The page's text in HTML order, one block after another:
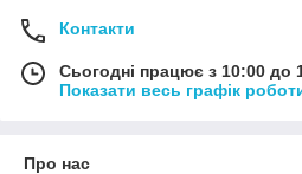
Контакти
Сьогодні працює з 10:00 до
Показати весь графік
Про нас